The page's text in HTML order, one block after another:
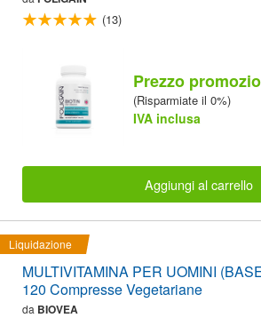
(13)
Prezzo
(Risparmiate il 0%)
IVA inclusa
Aggiungi al carrello
Liquidazione
MULTIVITAMINA PER UOMINI
120 Compresse Vegetariane
da BIOVEA